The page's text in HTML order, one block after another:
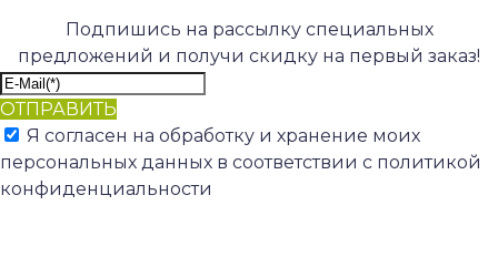
Подпишись на рассылку специальных
предложений и получи скидку на первый заказ!
ОТПРАВИТЬ
Я согласен на обработку и хранение моих
персональных данных в соответствии с политикой
конфиденциальности